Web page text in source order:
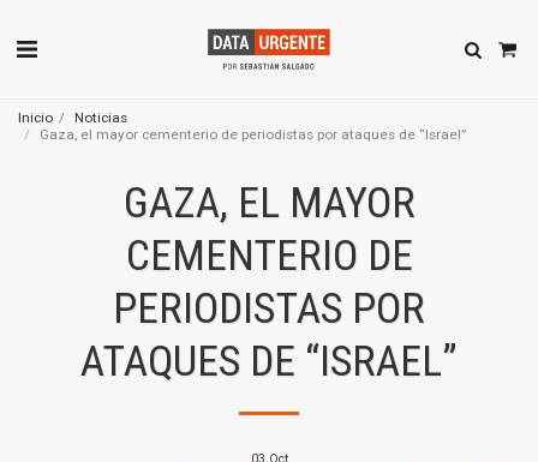
Inicio
Noticias
Gaza, el mayor cementerio de periodistas por ataques de “Israel”
GAZA, EL MAYOR
CEMENTERIO DE
PERIODISTAS POR
ATAQUES DE “ISRAEL”